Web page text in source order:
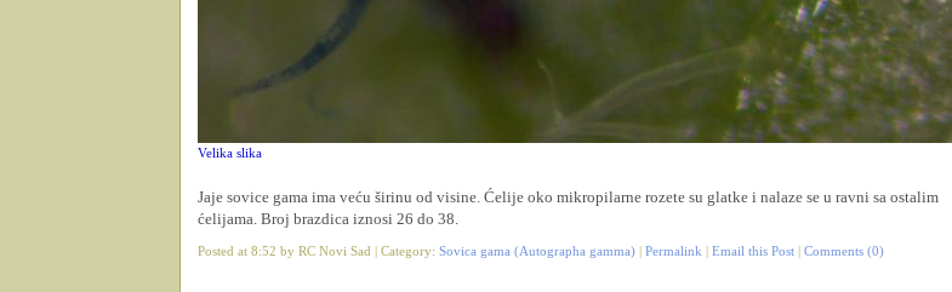
Velika slika
Jaje sovice gama ima veću širinu od visine. Ćelije oko mikropilarne rozete su glatke i nalaze se u ravni sa ostalim
ćelijama. Broj brazdica iznosi 26 do 38.
Posted at 8:52 by RC Novi Sad | Category: Sovica gama (Autographa gamma) Permalink Email this Post Comments (0)